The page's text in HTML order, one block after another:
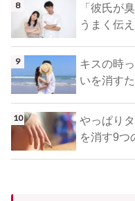
「彼氏が
うまく伝
キスの時
いを消す
やっぱり
を消す9つ